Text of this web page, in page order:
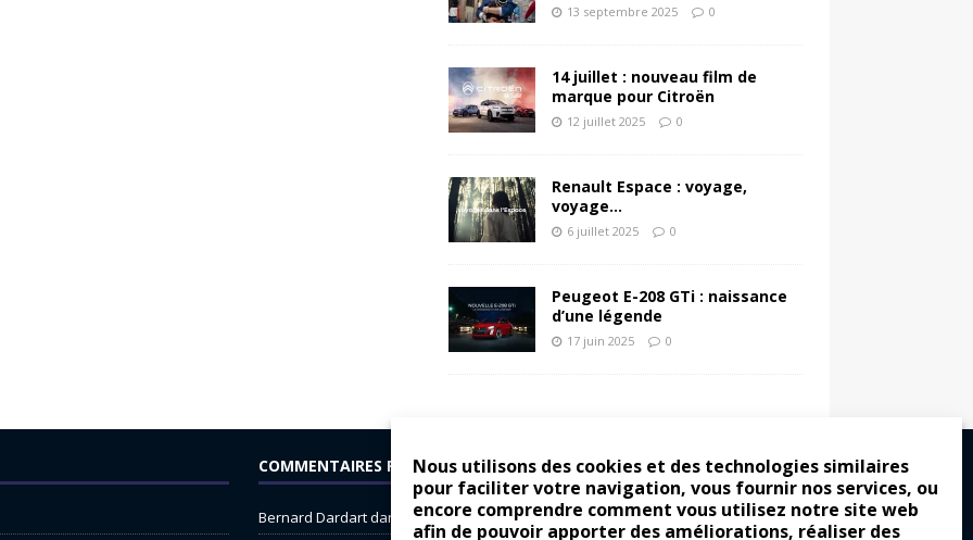
Nous utilisons des cookies et des technologies similaires
pour faciliter votre navigation, vous fournir nos services, ou
encore comprendre comment vous utilisez notre site web
afin de pouvoir apporter des améliorations, réaliser des
13 septembre 2025 0
14 juillet : nouveau film de
marque pour Citroën
12 juillet 2025 0
Renault Espace : voyage,
voyage…
6 juillet 2025 0
Peugeot E-208 GTi : naissance
d’une légende
17 juin 2025 0
COMMENTAIRES RÉCENTS
Bernard Dardartdans Dacia Sandero : pour les gens vrais